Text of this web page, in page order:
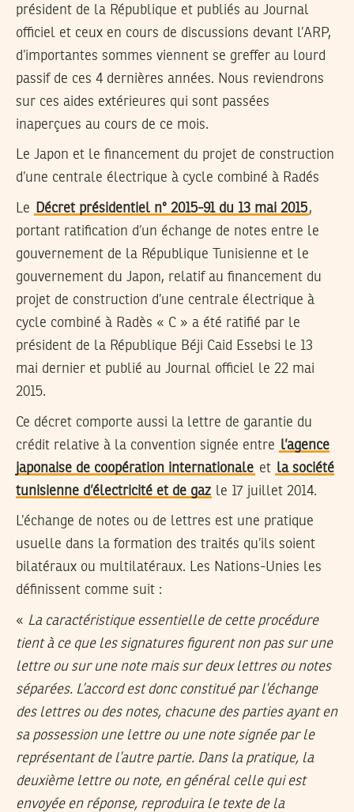
président de la République et publiés au Journal
officiel et ceux en cours de discussions devant l’ARP,
d’importantes sommes viennent se greffer au lourd
passif de ces 4 dernières années. Nous reviendrons
sur ces aides extérieures qui sont passées
inaperçues au cours de ce mois.
Le Japon et le financement du projet de construction
d’une centrale électrique à cycle combiné à Radés
Le Décret présidentiel n° 2015-91 du 13 mai 2015,
portant ratification d’un échange de notes entre le
gouvernement de la République Tunisienne et le
gouvernement du Japon, relatif au financement du
projet de construction d’une centrale électrique à
cycle combiné à Radès « C » a été ratifié par le
président de la République Béji Caid Essebsi le 13
mai dernier et publié au Journal officiel le 22 mai
2015.
Ce décret comporte aussi la lettre de garantie du
crédit relative à la convention signée entre l’agence
japonaise de coopération internationale et la société
tunisienne d’électricité et de gaz le 17 juillet 2014.
L’échange de notes ou de lettres est une pratique
usuelle dans la formation des traités qu’ils soient
bilatéraux ou multilatéraux. Les Nations-Unies les
définissent comme suit :
« La caractéristique essentielle de cette procédure
tient à ce que les signatures figurent non pas sur une
lettre ou sur une note mais sur deux lettres ou notes
séparées. L’accord est donc constitué par l’échange
des lettres ou des notes, chacune des parties ayant en
sa possession une lettre ou une note signée par le
représentant de l’autre partie. Dans la pratique, la
deuxième lettre ou note, en général celle qui est
envoyée en réponse, reproduira le texte de la